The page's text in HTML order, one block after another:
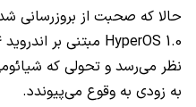
حالا که صحبت از بروزرسانی
نظر می‌رسد و تحولی که
به زودی به وقوع می‌پیوندد.